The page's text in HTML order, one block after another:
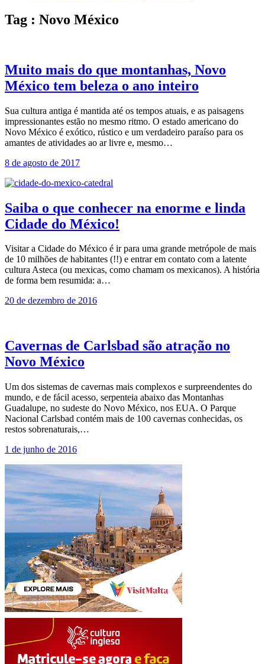
Tag : Novo México
Muito mais do que montanhas, Novo
México tem beleza o ano inteiro
Sua cultura antiga é mantida até os tempos atuais, e as paisagens
impressionantes estão no mesmo ritmo. O estado americano do
Novo México é exótico, rústico e um verdadeiro paraíso para os
amantes de atividades ao ar livre e, mesmo…
8 de agosto de 2017
Saiba o que conhecer na enorme e linda
Cidade do México!
Visitar a Cidade do México é ir para uma grande metrópole de mais
de 10 milhões de habitantes (!!) e entrar em contato com a latente
cultura Asteca (ou mexicas, como chamam os mexicanos). A história
de forma bem resumida: a…
20 de dezembro de 2016
Cavernas de Carlsbad são atração no
Novo México
Um dos sistemas de cavernas mais complexos e surpreendentes do
mundo, e de fácil acesso, serpenteia abaixo das Montanhas
Guadalupe, no sudeste do Novo México, nos EUA. O Parque
Nacional Carlsbad contém mais de 100 cavernas conhecidas, os
restos sobrenaturais,…
1 de junho de 2016